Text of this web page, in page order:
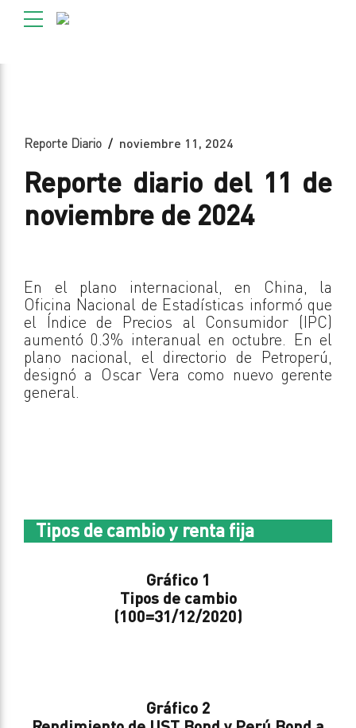
Reporte Diario noviembre 11, 2024
Reporte diario del 11 de
noviembre de 2024
En el plano internacional, en China, la
Oficina Nacional de Estadísticas informó que
el Índice de Precios al Consumidor (IPC)
aumentó 0.3% interanual en octubre. En el
plano nacional, el directorio de Petroperú,
designó a Oscar Vera como nuevo gerente
general.
Tipos de cambio y renta fija
Gráfico 1
Tipos de cambio
(100=31/12/2020)
Gráfico 2